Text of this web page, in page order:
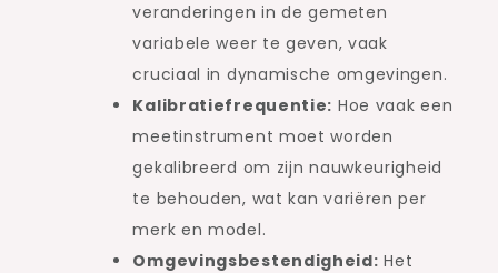
veranderingen in de gemeten
variabele weer te geven, vaak
cruciaal in dynamische omgevingen.
Kalibratiefrequentie: Hoe vaak een
meetinstrument moet worden
gekalibreerd om zijn nauwkeurigheid
te behouden, wat kan variëren per
merk en model.
Omgevingsbestendigheid: Het